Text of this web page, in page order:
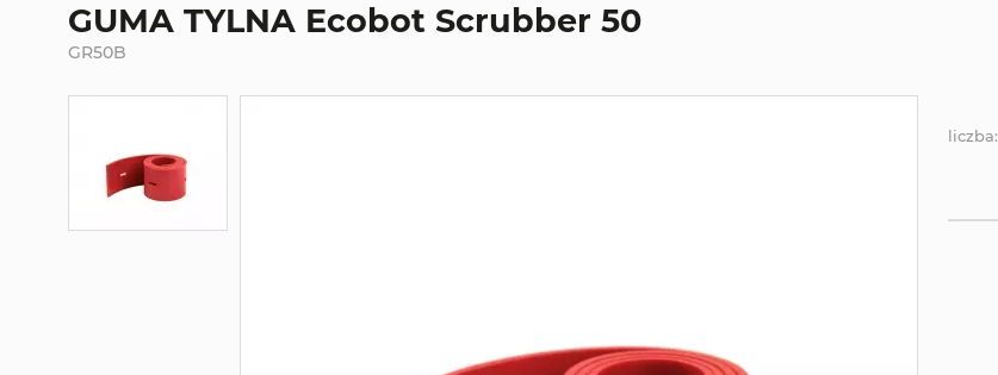
GUMA TYLNA Ecobot Scrubber 50
GR50B
liczba: